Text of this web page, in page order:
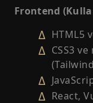
Frontend
HTML5
CSS3
React,